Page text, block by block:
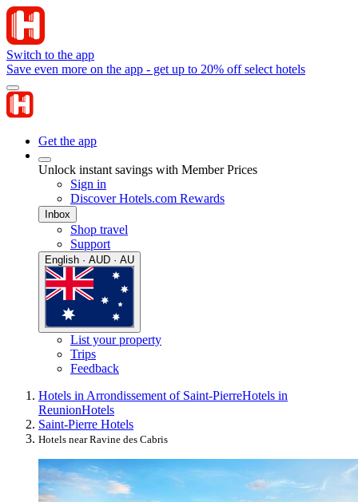
Switch to the app
Save even more on the app - get up to 20% off select hotels
Get the app
Unlock instant savings with Member Prices
Sign in
Discover Hotels.com Rewards
Inbox
Shop travel
Support
English · AUD · AU
List your property
Trips
Feedback
Hotels in Arrondissement of Saint-PierreHotels in
ReunionHotels
Saint-Pierre Hotels
Hotels near Ravine des Cabris